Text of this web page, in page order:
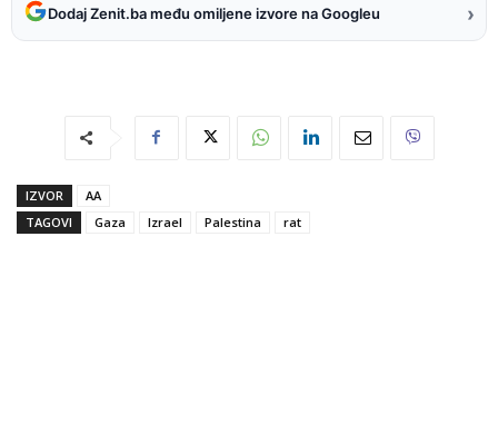
Dodaj Zenit.ba među omiljene izvore na Googleu ›
IZVOR
AA
TAGOVI
Gaza Izrael Palestina rat